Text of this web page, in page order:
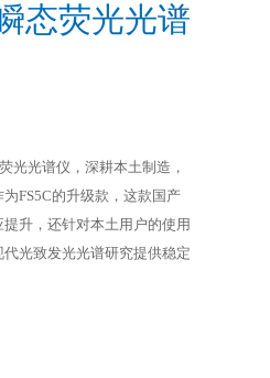
态荧光光谱
光光谱仪， 深耕本土制造，
为FS5C的升级款， 这款国产
升，还针对本土用户的使用
光致发光光谱研究提供稳定